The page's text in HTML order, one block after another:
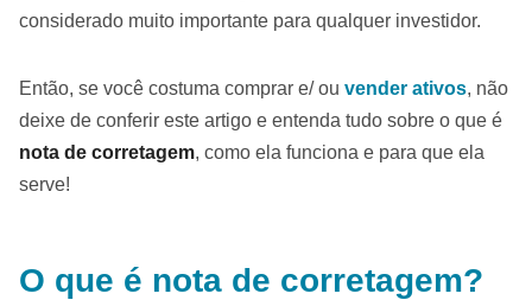
considerado muito importante para qualquer investidor.
Então, se você costuma comprar e/ ou vender ativos, não
deixe de conferir este artigo e entenda tudo sobre o que é
nota de corretagem, como ela funciona e para que ela
serve!
O que é nota de corretagem?